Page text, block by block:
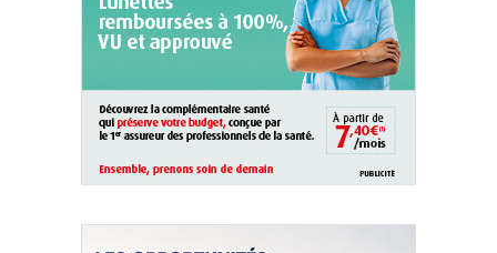
CONDITIONS GÉNÉRALES